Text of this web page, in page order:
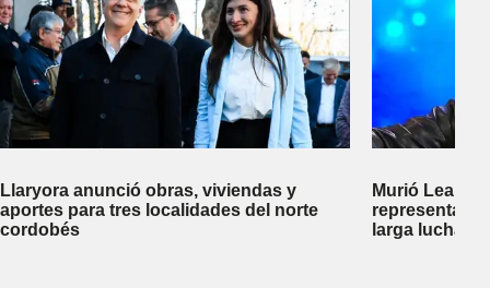
Llaryora anunció obras, viviendas y
aportes para tres localidades del norte
cordobés
Murió
larga lucha